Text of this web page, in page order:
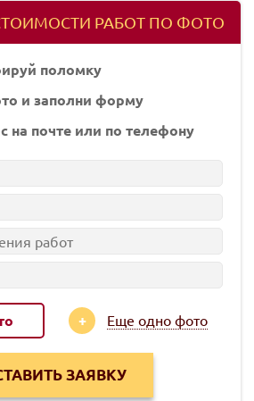
РАБОТ ПО ФОТО
поломку
и заполни форму
на почте или по телефону
Еще одно фото